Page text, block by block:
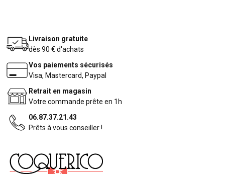
Livraison gratuite
dès 90 € d'achats
Vos paiements sécurisés
Visa, Mastercard, Paypal
Retrait en magasin
Votre commande prête en 1h
06.87.37.21.43
Prêts à vous conseiller !